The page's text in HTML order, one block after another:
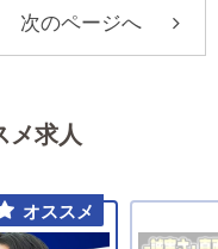
次のページへ
メ求人